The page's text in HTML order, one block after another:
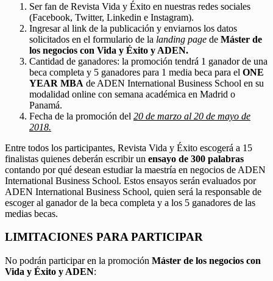
Ser fan de Revista Vida y Éxito en nuestras redes sociales
(Facebook, Twitter, Linkedin e Instagram).
Ingresar al link de la publicación y enviarnos los datos
solicitados en el formulario de la landing page de Máster de
los negocios con Vida y Éxito y ADEN.
Cantidad de ganadores: la promoción tendrá 1 ganador de una
beca completa y 5 ganadores para 1 media beca para el ONE
YEAR MBA de ADEN International Business School en su
modalidad online con semana académica en Madrid o
Panamá.
Fecha de la promoción del 20 de marzo al 20 de mayo de
2018.
Entre todos los participantes, Revista Vida y Éxito escogerá a 15
finalistas quienes deberán escribir un ensayo de 300 palabras
contando por qué desean estudiar la maestría en negocios de ADEN
International Business School. Estos ensayos serán evaluados por
ADEN International Business School, quien será la responsable de
escoger al ganador de la beca completa y a los 5 ganadores de las
medias becas.
LIMITACIONES PARA PARTICIPAR
No podrán participar en la promoción Máster de los negocios con
Vida y Éxito y ADEN: